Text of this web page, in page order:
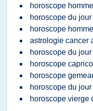
horoscope
horoscope du
horoscope
astrologie cancer
horoscope du
horoscope
horoscope
horoscope du
horoscope vierge